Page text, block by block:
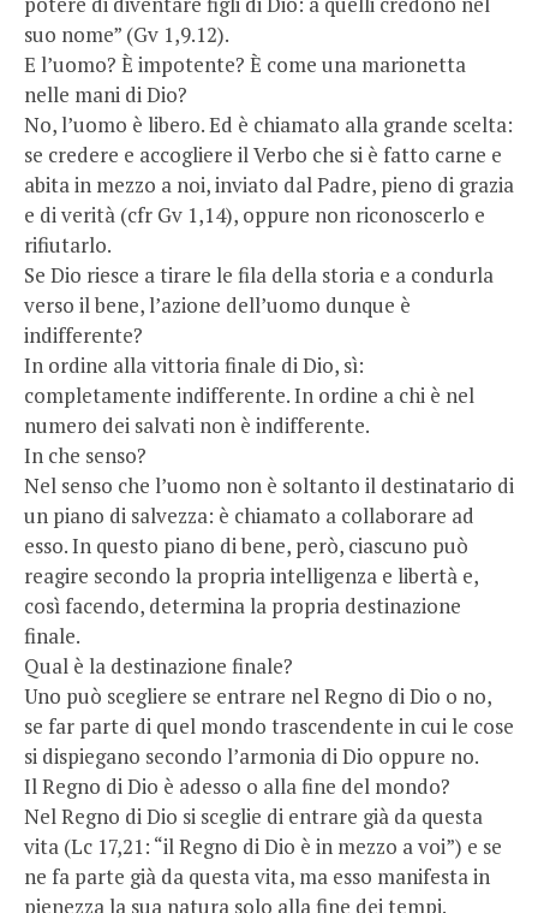
suo nome” (Gv 1,9.12).
E l’uomo? È impotente? È come una marionetta
nelle mani di Dio?
No, l’uomo è libero. Ed è chiamato alla grande scelta:
se credere e accogliere il Verbo che si è fatto carne e
abita in mezzo a noi, inviato dal Padre, pieno di grazia
e di verità (cfr Gv 1,14), oppure non riconoscerlo e
rifiutarlo.
Se Dio riesce a tirare le fila della storia e a condurla
verso il bene, l’azione dell’uomo dunque è
indifferente?
In ordine alla vittoria finale di Dio, sì:
completamente indifferente. In ordine a chi è nel
numero dei salvati non è indifferente.
In che senso?
Nel senso che l’uomo non è soltanto il destinatario di
un piano di salvezza: è chiamato a collaborare ad
esso. In questo piano di bene, però, ciascuno può
reagire secondo la propria intelligenza e libertà e,
così facendo, determina la propria destinazione
finale.
Qual è la destinazione finale?
Uno può scegliere se entrare nel Regno di Dio o no,
se far parte di quel mondo trascendente in cui le cose
si dispiegano secondo l’armonia di Dio oppure no.
Il Regno di Dio è adesso o alla fine del mondo?
Nel Regno di Dio si sceglie di entrare già da questa
vita (Lc 17,21: “il Regno di Dio è in mezzo a voi”) e se
ne fa parte già da questa vita, ma esso manifesta in
pienezza la sua natura solo alla fine dei tempi.